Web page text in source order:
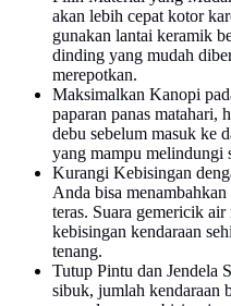
akan lebih cepat kotor
gunakan lantai keramik
dinding yang mudah
merepotkan.
Maksimalkan Kanopi
paparan panas matahari,
debu sebelum masuk ke
yang mampu melindungi
Kurangi Kebisingan
Anda bisa
teras. Suara gemericik
kebisingan kendaraan
tenang.
Tutup Pintu dan Jendela
sibuk, jumlah kendaraan